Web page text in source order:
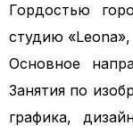
Гордостью
студию
Основное
Занятия по
графика,